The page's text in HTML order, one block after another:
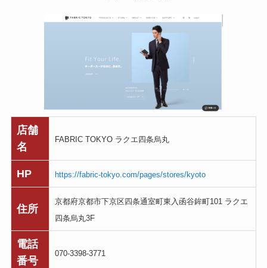
店舗
名
FABRIC TOKYO ラクエ四条烏丸
HP https://fabric-tokyo.com/pages/stores/kyoto
住所
京都府京都市下京区四条通室町東入函谷鉾町101 ラクエ
四条烏丸3F
電話
番号
070-3398-3771